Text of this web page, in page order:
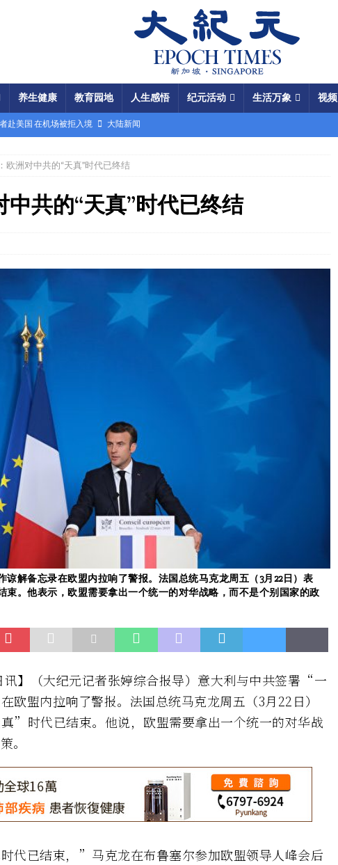
养生健康 教育园地 人生感悟 纪元活动 生活万象 视频
赴美国 在机场被拒入境 大陆新闻
中共间谍卫星 瞄准美军基地 国际新闻
四艘中国油轮闯关记 美军结盟控制马六甲海峡 视频
胜利牵动中共军中震荡 国际新闻
美军炸平“美国大使馆”美载人飞船重返月球 视频
品卡詐騙 贓款成中共軍費 国际新闻
欧洲对中共的“天真”时代已终结
共的“天真”时代已终结
谅解备忘录在欧盟内拉响了警报。法国总统马克龙周五（3月22日）表
束。他表示，欧盟需要拿出一个统一的对华战略，而不是个别国家的政
讯】（大纪元记者张婷综合报导）意大利与中共签署“一
欧盟内拉响了警报。法国总统马克龙周五（3月22日）
”时代已结束。他说，欧盟需要拿出一个统一的对华战
。
代已结束，”马克龙在布鲁塞尔参加欧盟领导人峰会后